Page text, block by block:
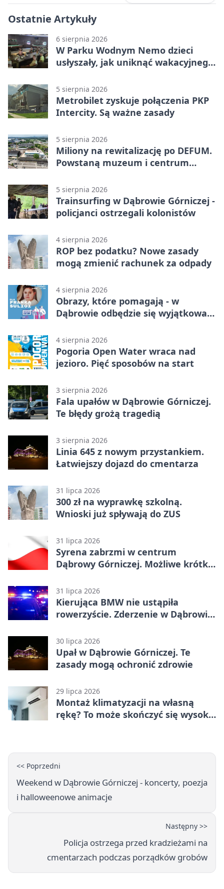
Ostatnie Artykuły
6 sierpnia 2026
W Parku Wodnym Nemo dzieci
usłyszały, jak uniknąć wakacyjnego
5 sierpnia 2026
Metrobilet zyskuje połączenia PKP
Intercity. Są ważne zasady
5 sierpnia 2026
Miliony na rewitalizację po DEFUM.
Powstaną muzeum i centrum
5 sierpnia 2026
Trainsurfing w Dąbrowie Górniczej -
policjanci ostrzegali kolonistów
4 sierpnia 2026
ROP bez podatku? Nowe zasady
mogą zmienić rachunek za odpady
4 sierpnia 2026
Obrazy, które pomagają - w
Dąbrowie odbędzie się wyjątkowa
4 sierpnia 2026
Pogoria Open Water wraca nad
jezioro. Pięć sposobów na start
3 sierpnia 2026
Fala upałów w Dąbrowie Górniczej.
Te błędy grożą tragedią
3 sierpnia 2026
Linia 645 z nowym przystankiem.
Łatwiejszy dojazd do cmentarza
31 lipca 2026
300 zł na wyprawkę szkolną.
Wnioski już spływają do ZUS
31 lipca 2026
Syrena zabrzmi w centrum
Dąbrowy Górniczej. Możliwe krótkie
31 lipca 2026
Kierująca BMW nie ustąpiła
rowerzyście. Zderzenie w Dąbrowie
30 lipca 2026
Upał w Dąbrowie Górniczej. Te
zasady mogą ochronić zdrowie
29 lipca 2026
Montaż klimatyzacji na własną
rękę? To może skończyć się wysoką
<< Poprzedni
Weekend w Dąbrowie Górniczej - koncerty, poezja
i halloweenowe animacje
Następny >>
Policja ostrzega przed kradzieżami na
cmentarzach podczas porządków grobów